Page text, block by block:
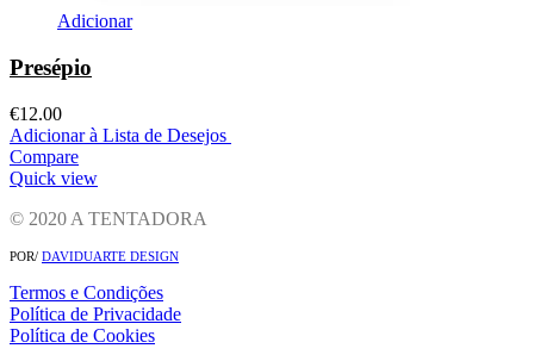
Adicionar
Presépio
€12.00
Adicionar à Lista de Desejos
Compare
Quick view
© 2020 A TENTADORA
POR/ DAVIDUARTE DESIGN
Termos e Condições
Política de Privacidade
Política de Cookies